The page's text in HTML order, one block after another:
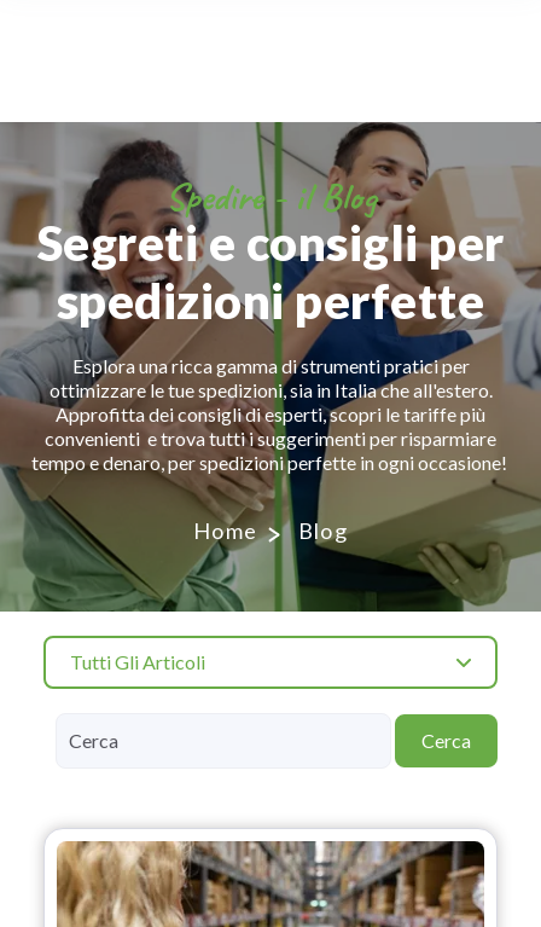
Spedire - il Blog
Segreti e consigli per
spedizioni perfette
Esplora una ricca gamma di strumenti pratici per
ottimizzare le tue spedizioni, sia in Italia che all'estero.
Approfitta dei consigli di esperti, scopri le tariffe più
convenienti e trova tutti i suggerimenti per risparmiare
tempo e denaro, per spedizioni perfette in ogni occasione!
Home Blog
Tutti Gli Articoli
Cerca